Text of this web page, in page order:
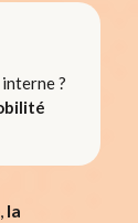
?
la